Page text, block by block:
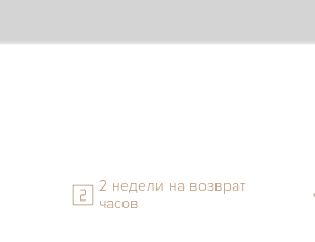
2 недели на возврат
часов